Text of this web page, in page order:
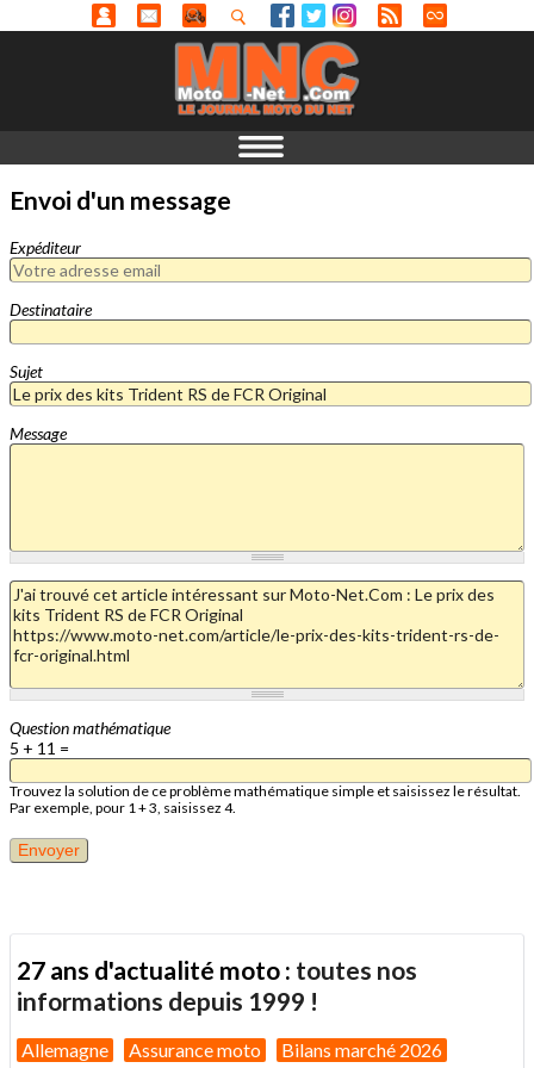
Envoi d'un message
Expéditeur
Destinataire
Sujet
Message
Question mathématique
5 + 11 =
Trouvez la solution de ce problème mathématique simple et saisissez le résultat.
Par exemple, pour 1 + 3, saisissez 4.
27 ans d'actualité moto : toutes nos
informations depuis 1999 !
Allemagne Assurance moto Bilans marché 2026